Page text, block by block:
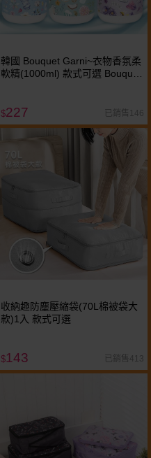
韓國 Bouquet Garni~衣物香氛柔
軟精(1000ml) 款式可選 Bouquet
$227 已銷售146
收納趣防塵壓縮袋(70L棉被袋大
款)1入 款式可選
$143 已銷售413